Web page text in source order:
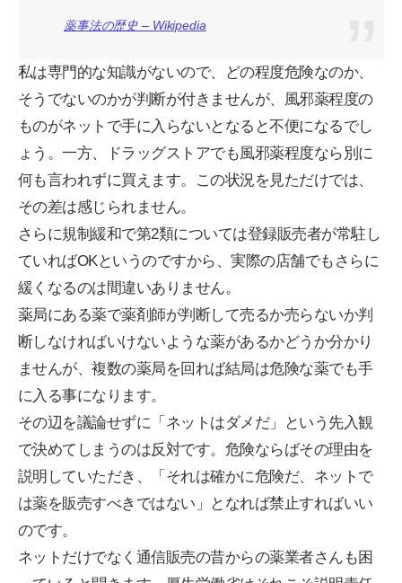
薬事法の歴史 – Wikipedia
私は専門的な知識がないので、どの程度危険なのか、
そうでないのかが判断が付きませんが、風邪薬程度の
ものがネットで手に入らないとなると不便になるでし
ょう。一方、ドラッグストアでも風邪薬程度なら別に
何も言われずに買えます。この状況を見ただけでは、
その差は感じられません。
さらに規制緩和で第2類については登録販売者が常駐し
ていればOKというのですから、実際の店舗でもさらに
緩くなるのは間違いありません。
薬局にある薬で薬剤師が判断して売るか売らないか判
断しなければいけないような薬があるかどうか分かり
ませんが、複数の薬局を回れば結局は危険な薬でも手
に入る事になります。
その辺を議論せずに「ネットはダメだ」という先入観
で決めてしまうのは反対です。危険ならばその理由を
説明していただき、「それは確かに危険だ、ネットで
は薬を販売すべきではない」となれば禁止すればいい
のです。
ネットだけでなく通信販売の昔からの薬業者さんも困